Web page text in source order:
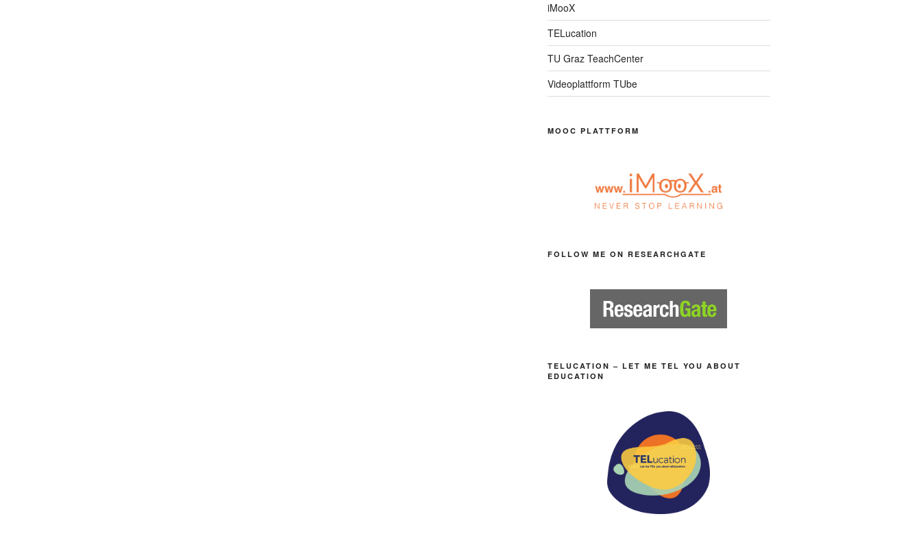
iMooX
TELucation
TU Graz TeachCenter
Videoplattform TUbe
MOOC PLATTFORM
FOLLOW ME ON RESEARCHGATE
TELUCATION – LET ME TEL YOU ABOUT
EDUCATION